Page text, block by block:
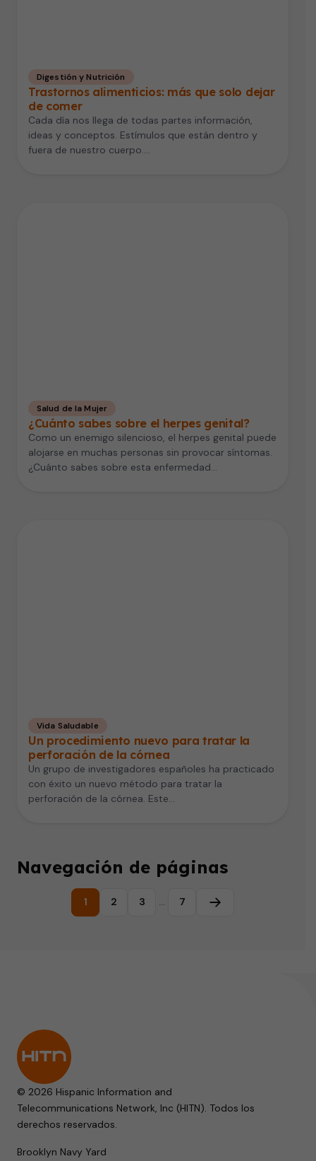
Digestión y Nutrición
Trastornos alimenticios: más que solo dejar
de comer
Cada día nos llega de todas partes información,
ideas y conceptos. Estímulos que están dentro y
fuera de nuestro cuerpo.…
Salud de la Mujer
¿Cuánto sabes sobre el herpes genital?
Como un enemigo silencioso, el herpes genital puede
alojarse en muchas personas sin provocar síntomas.
¿Cuánto sabes sobre esta enfermedad…
Vida Saludable
Un procedimiento nuevo para tratar la
perforación de la córnea
Un grupo de investigadores españoles ha practicado
con éxito un nuevo método para tratar la
perforación de la córnea. Este…
Navegación de páginas
1 2 3 … 7 Página siguiente
© 2026 Hispanic Information and
Telecommunications Network, Inc (HITN). Todos los
derechos reservados.
Brooklyn Navy Yard